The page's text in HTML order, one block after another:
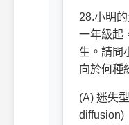
28.小明
一年級起
生。請問
向於何種
(A) 迷失
diffusion)